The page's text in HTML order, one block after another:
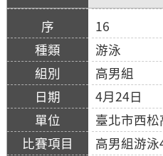
16
游泳
高男組
4月24日
臺北市西松
高男組游